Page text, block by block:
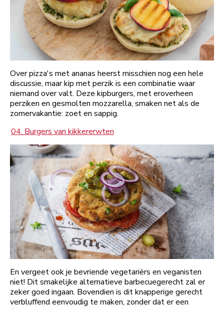
Over pizza's met ananas heerst misschien nog een hele
discussie, maar kip met perzik is een combinatie waar
niemand over valt. Deze kipburgers, met eroverheen
perziken en gesmolten mozzarella, smaken net als de
zomervakantie: zoet en sappig.
04. Burgers van kikkererwten
En vergeet ook je bevriende vegetariërs en veganisten
niet! Dit smakelijke alternatieve barbecuegerecht zal er
zeker goed ingaan. Bovendien is dit knapperige gerecht
verbluffend eenvoudig te maken, zonder dat er een